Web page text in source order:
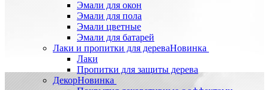
Эмали для окон
Эмали для пола
Эмали цветные
Эмали для батарей
Лаки и пропитки для дереваНовинка
Лаки
Пропитки для защиты дерева
ДекорНовинка